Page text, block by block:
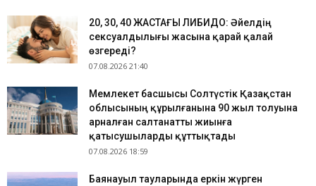
​20, 30, 40 ЖАСТАҒЫ ЛИБИДО: Әйелдің
сексуалдылығы жасына қарай қалай
өзгереді?
07.08.2026 21:40
Мемлекет басшысы Солтүстік Қазақстан
облысының құрылғанына 90 жыл толуына
арналған салтанатты жиынға
қатысушыларды құттықтады
07.08.2026 18:59
Баянауыл тауларында еркін жүрген